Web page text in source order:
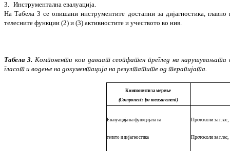
3. Инструментална евалуација.
На Табела 3 се опишани инструментите до­с­та­пни за дијагностика, главно
телесните функции (2) и (3) активностите и учеството во нив.
Табела 3. Компоненти кои даваатсеоп­фа­тен пре­глед на нарушувањата
гласот и во­­­дење на документација на резултатите од тера­пијата.
Компоненти за мерење
(Components for measurement)
Евалуација на функцијата на
телото и дијагностика
Протоколи за глас,
Протоколи за